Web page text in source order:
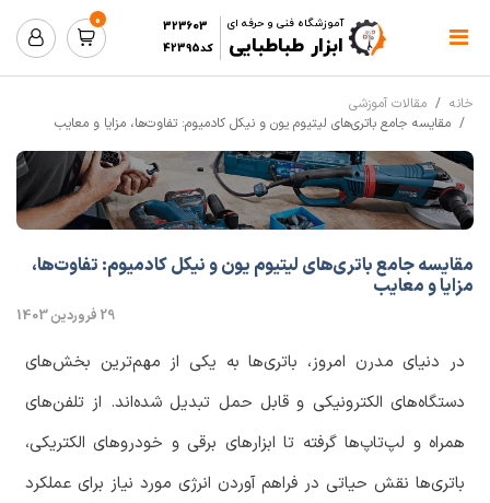
آموزشگاه فنی و حرفه ای
ابزار طباطبایی
323603
کد42395
0
خانه
مقالات آموزشی
مقایسه جامع باتری‌های لیتیوم یون و نیکل کادمیوم: تفاوت‌ها، مزایا و معایب
مقایسه جامع باتری‌های لیتیوم یون و نیکل کادمیوم: تفاوت‌ها،
مزایا و معایب
29 فروردین 1403
در دنیای مدرن امروز، باتری‌ها به یکی از مهم‌ترین بخش‌های
دستگاه‌های الکترونیکی و قابل حمل تبدیل شده‌اند. از تلفن‌های
همراه و لپ‌تاپ‌ها گرفته تا ابزارهای برقی و خودروهای الکتریکی،
باتری‌ها نقش حیاتی در فراهم آوردن انرژی مورد نیاز برای عملکرد